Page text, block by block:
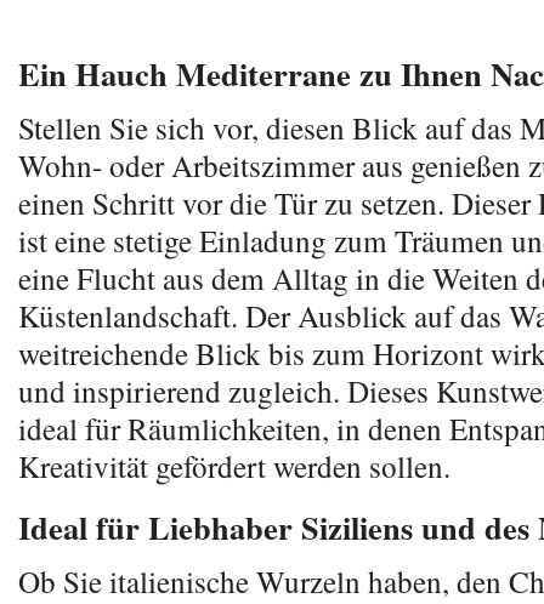
Ein Hauch Mediterrane zu Ihnen
Stellen Sie sich vor, diesen Blick auf das
Wohn- oder Arbeitszimmer aus genießen
einen Schritt vor die Tür zu setzen.
ist eine stetige Einladung zum Träumen
eine Flucht aus dem Alltag in die Weiten
Küstenlandschaft. Der Ausblick auf das
weitreichende Blick bis zum Horizont
und inspirierend zugleich. Dieses
ideal für Räumlichkeiten, in denen
Kreativität gefördert werden sollen.
Ideal für Liebhaber Siziliens und des
Ob Sie italienische Wurzeln haben, den